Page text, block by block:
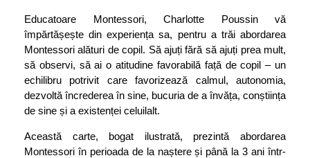
Educatoare Montessori, Charlotte Poussin vă
împărtășește din experiența sa, pentru a trăi abordarea
Montessori alături de copil. Să ajuți fără să ajuți prea mult,
să observi, să ai o atitudine favorabilă față de copil – un
echilibru potrivit care favorizează calmul, autonomia,
dezvoltă încrederea în sine, bucuria de a învăța, conștiința
de sine și a existenței celuilalt.
Această carte, bogat ilustrată, prezintă abordarea
Montessori în perioada de la naștere și până la 3 ani într-